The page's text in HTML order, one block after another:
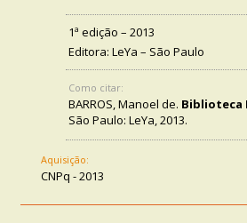
1ª edição – 2013
Editora: LeYa – São Paulo
Como citar:
BARROS, Manoel de. Biblioteca
São Paulo: LeYa, 2013.
Aquisição:
CNPq - 2013